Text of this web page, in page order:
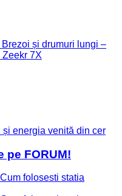
și drumuri lungi –
Zeekr 7X
energia venită din cer
pe FORUM!
folosesti statia